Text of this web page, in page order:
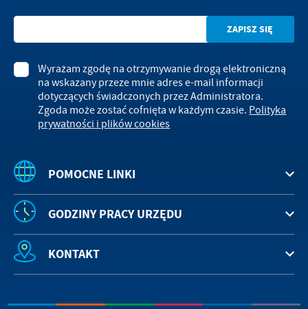
POMOCNE LINKI
Wyrażam zgodę na otrzymywanie drogą elektroniczną
na wskazany przeze mnie adres e-mail informacji
dotyczących świadczonych przez Administratora.
Zgoda może zostać cofnięta w każdym czasie. Polityka
prywatności i plików cookies
GODZINY PRACY URZĘDU
KONTAKT